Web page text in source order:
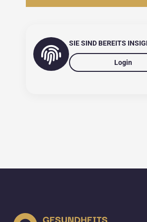
SIE SIND BEREITS
Login